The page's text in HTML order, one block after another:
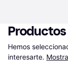
Hemos
interesarte.